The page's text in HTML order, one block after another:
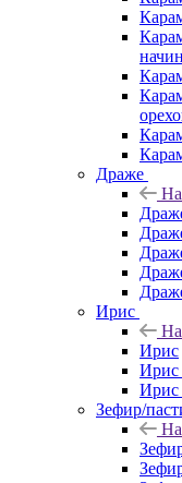
Драже
Ирис
Ирис
Ирис
Ирис
Зефир/